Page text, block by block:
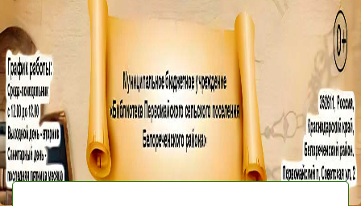
МБУ Библиотека
Первомайского
Сельского